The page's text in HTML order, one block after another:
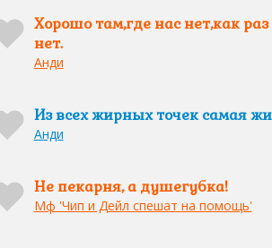
Хорошо там,где нас нет,как
нет.
Анди
Из всех жирных точек самая
Анди
Не пекарня, а душегубка!
Мф 'Чип и Дейл спешат на помощь'